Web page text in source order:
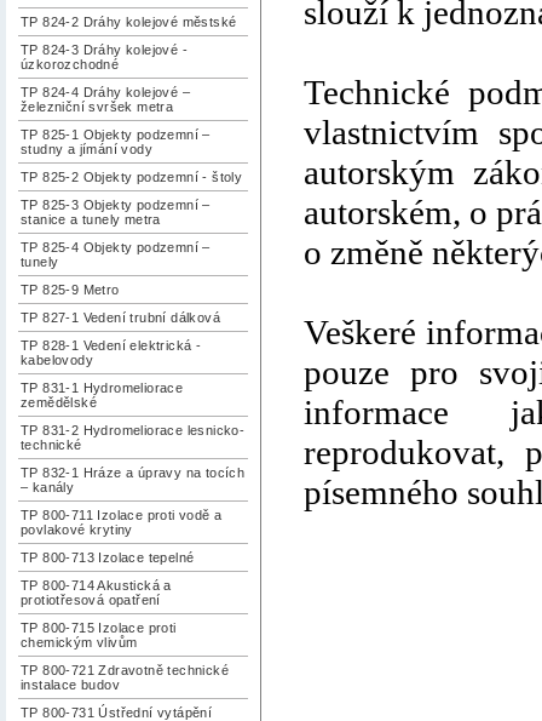
TP 824-2 Dráhy kolejové městské
TP 824-3 Dráhy kolejové -
úzkorozchodné
TP 824-4 Dráhy kolejové –
železniční svršek metra
TP 825-1 Objekty podzemní –
studny a jímání vody
TP 825-2 Objekty podzemní - štoly
TP 825-3 Objekty podzemní –
stanice a tunely metra
TP 825-4 Objekty podzemní –
tunely
TP 825-9 Metro
TP 827-1 Vedení trubní dálková
TP 828-1 Vedení elektrická -
kabelovody
TP 831-1 Hydromeliorace
zemědělské
TP 831-2 Hydromeliorace lesnicko-
technické
TP 832-1 Hráze a úpravy na tocích
– kanály
TP 800-711 Izolace proti vodě a
povlakové krytiny
TP 800-713 Izolace tepelné
TP 800-714 Akustická a
protiotřesová opatření
TP 800-715 Izolace proti
chemickým vlivům
TP 800-721 Zdravotně technické
instalace budov
TP 800-731 Ústřední vytápění
slouží k
Technické
vlastnictvím
autorským
autorském, o
o změně
Veškeré
pouze pro
informace
reprodukovat,
písemného